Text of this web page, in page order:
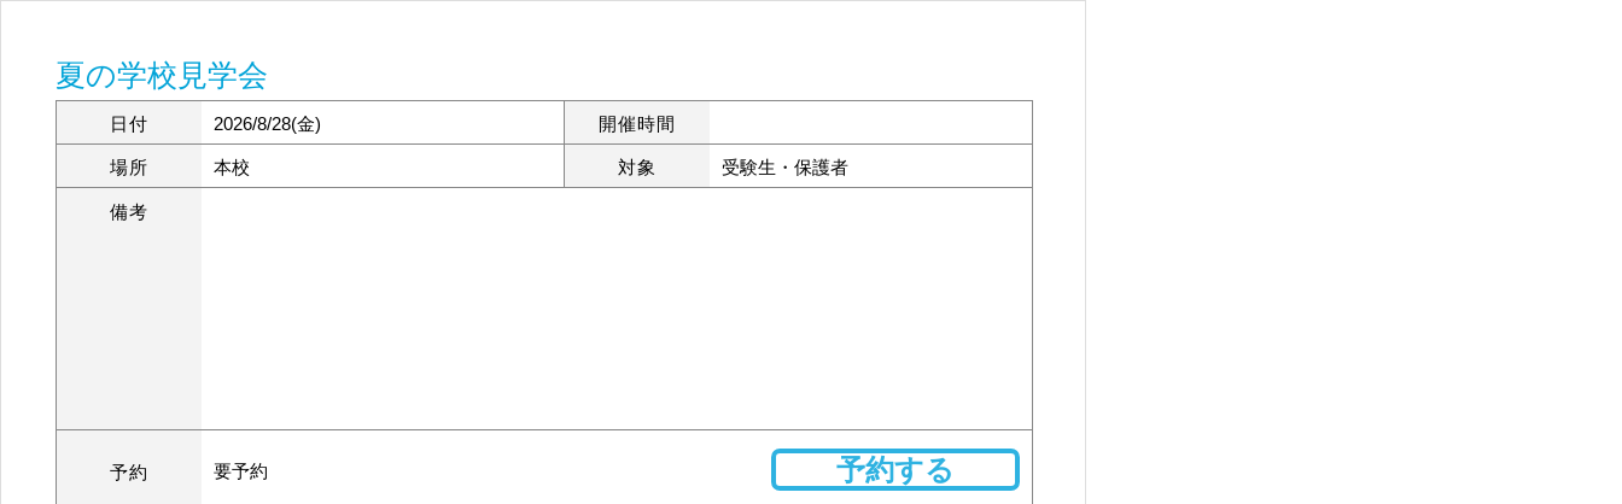
夏の学校見学会
日付 2026/8/28(金) 開催時間
場所 本校 対象 受験生・保護者
備考
予約 要予約 予約する